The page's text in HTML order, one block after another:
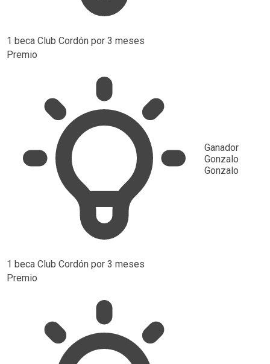
1 beca Club Cordón por 3 meses
Premio
1 beca Club Cordón por 3 meses
Ganador
Gonzalo
Gonzalo
Premio